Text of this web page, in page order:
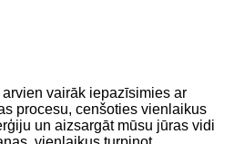
vairāk iepazīsimies ar
procesu, cenšoties vienlaikus
un aizsargāt mūsu jūras vidi